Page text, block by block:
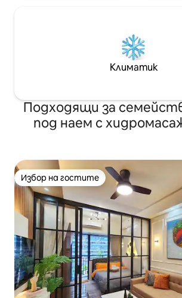
Климатик
Подходящи за
под наем с
Избор на гостите
Избор на гостите